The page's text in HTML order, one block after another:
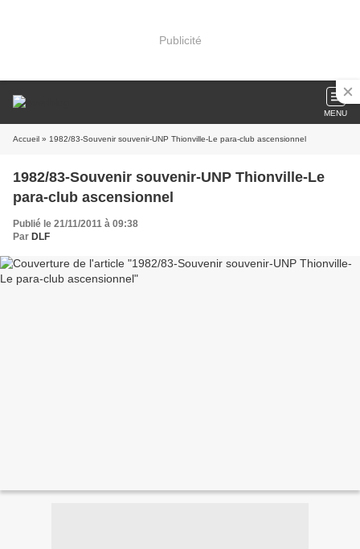
Publicité
MENU
Accueil » 1982/83-Souvenir souvenir-UNP Thionville-Le para-club ascensionnel
1982/83-Souvenir souvenir-UNP Thionville-Le
para-club ascensionnel
Publié le 21/11/2011 à 09:38
Par DLF